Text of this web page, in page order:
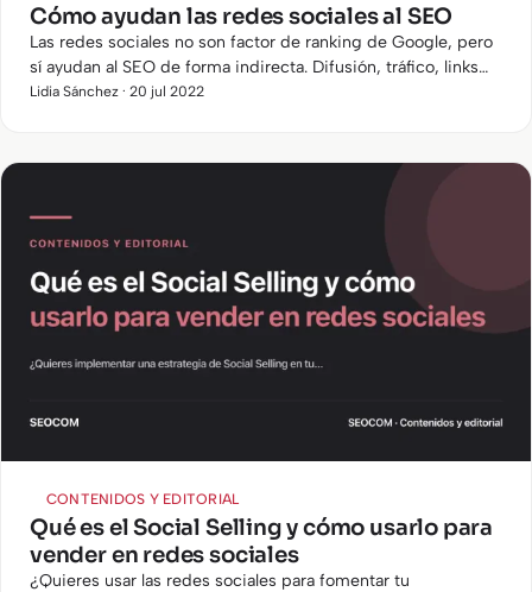
Cómo ayudan las redes sociales al SEO
Las redes sociales no son factor de ranking de Google, pero
sí ayudan al SEO de forma indirecta. Difusión, tráfico, links
externos: lo que impacta y lo que es ruido.
Lidia Sánchez · 20 jul 2022
CONTENIDOS Y EDITORIAL
Qué es el Social Selling y cómo usarlo para
vender en redes sociales
¿Quieres usar las redes sociales para fomentar tu